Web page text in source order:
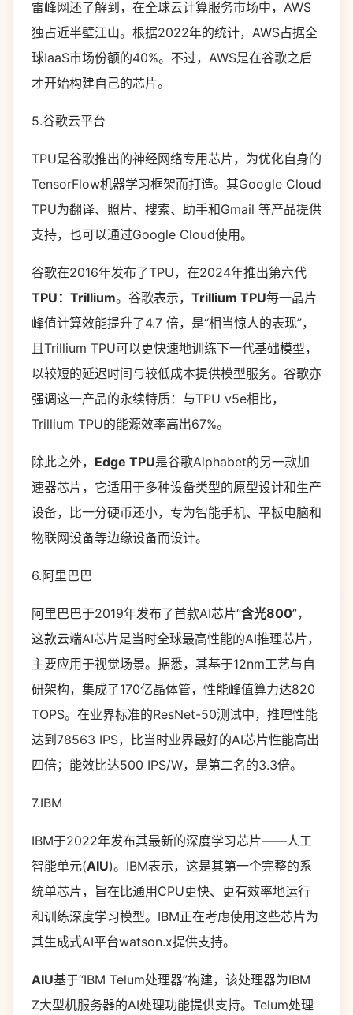
雷峰网还了解到，在全球云计算服务市场中，AWS
独占近半壁江山。根据2022年的统计，AWS占据全
球IaaS市场份额的40%。不过，AWS是在谷歌之后
才开始构建自己的芯片。
5.谷歌云平台
TPU是谷歌推出的神经网络专用芯片，为优化自身的
TensorFlow机器学习框架而打造。其Google Cloud
TPU为翻译、照片、搜索、助手和Gmail 等产品提供
支持，也可以通过Google Cloud使用。
谷歌在2016年发布了TPU，在2024年推出第六代
TPU：Trillium。谷歌表示， Trillium TPU每一晶片
峰值计算效能提升了4.7 倍，是“相当惊人的表现”，
且Trillium TPU可以更快速地训练下一代基础模型，
以较短的延迟时间与较低成本提供模型服务。谷歌亦
强调这一产品的永续特质：与TPU v5e相比，
Trillium TPU的能源效率高出67%。
除此之外， Edge TPU是谷歌Alphabet的另一款加
速器芯片，它适用于多种设备类型的原型设计和生产
设备，比一分硬币还小，专为智能手机、平板电脑和
物联网设备等边缘设备而设计。
6.阿里巴巴
阿里巴巴于2019年发布了首款AI芯片“含光800”，
这款云端AI芯片是当时全球最高性能的AI推理芯片，
主要应用于视觉场景。据悉，其基于12nm工艺与自
研架构，集成了170亿晶体管，性能峰值算力达820
TOPS。在业界标准的ResNet-50测试中，推理性能
达到78563 IPS，比当时业界最好的AI芯片性能高出
四倍；能效比达500 IPS/W，是第二名的3.3倍。
7.IBM
IBM于2022年发布其最新的深度学习芯片——人工
智能单元(AIU)。IBM表示，这是其第一个完整的系
统单芯片，旨在比通用CPU更快、更有效率地运行
和训练深度学习模型。IBM正在考虑使用这些芯片为
其生成式AI平台watson.x提供支持。
AIU基于“IBM Telum处理器”构建，该处理器为IBM
Z大型机服务器的AI处理功能提供支持。Telum处理